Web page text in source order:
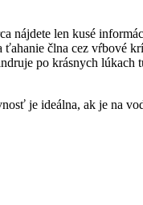
nájdete len kusé
člna cez vŕbové
po krásnych lúkach
je ideálna, ak je na